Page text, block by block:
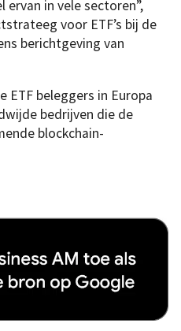
in vele sectoren”,
voor ETF’s bij de
berichtgeving van
ETF beleggers in Europa
bedrijven die de
blockchain-